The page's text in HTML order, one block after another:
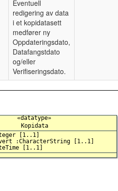
Eventuell
redigering av data
i et kopidatasett
medfører ny
Oppdateringsdato,
Datafangstdato
og/eller
Verifiseringsdato.